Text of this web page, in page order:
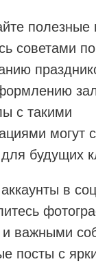
полезные
советами по
с такими
могут
будущих
в
важными
посты с